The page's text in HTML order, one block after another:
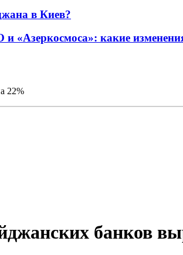
в Киев?
«Азеркосмоса»: какие
22%
банков